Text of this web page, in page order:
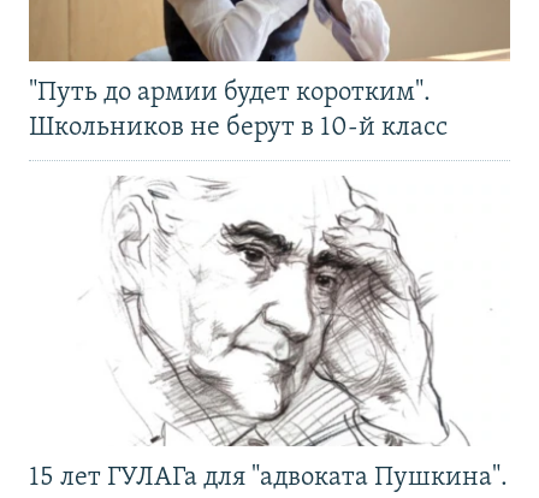
"Путь до армии будет коротким".
Школьников не берут в 10-й класс
15 лет ГУЛАГа для "адвоката Пушкина".